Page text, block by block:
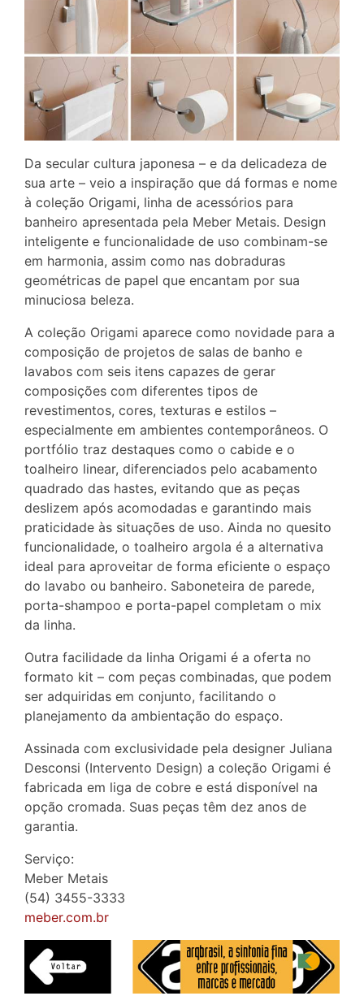
Da secular cultura japonesa – e da delicadeza de
sua arte – veio a inspiração que dá formas e nome
à coleção Origami, linha de acessórios para
banheiro apresentada pela Meber Metais. Design
inteligente e funcionalidade de uso combinam-se
em harmonia, assim como nas dobraduras
geométricas de papel que encantam por sua
minuciosa beleza.
A coleção Origami aparece como novidade para a
composição de projetos de salas de banho e
lavabos com seis itens capazes de gerar
composições com diferentes tipos de
revestimentos, cores, texturas e estilos –
especialmente em ambientes contemporâneos. O
portfólio traz destaques como o cabide e o
toalheiro linear, diferenciados pelo acabamento
quadrado das hastes, evitando que as peças
deslizem após acomodadas e garantindo mais
praticidade às situações de uso. Ainda no quesito
funcionalidade, o toalheiro argola é a alternativa
ideal para aproveitar de forma eficiente o espaço
do lavabo ou banheiro. Saboneteira de parede,
porta-shampoo e porta-papel completam o mix
da linha.
Outra facilidade da linha Origami é a oferta no
formato kit – com peças combinadas, que podem
ser adquiridas em conjunto, facilitando o
planejamento da ambientação do espaço.
Assinada com exclusividade pela designer Juliana
Desconsi (Intervento Design) a coleção Origami é
fabricada em liga de cobre e está disponível na
opção cromada. Suas peças têm dez anos de
garantia.
Serviço:
Meber Metais
(54) 3455-3333
meber.com.br